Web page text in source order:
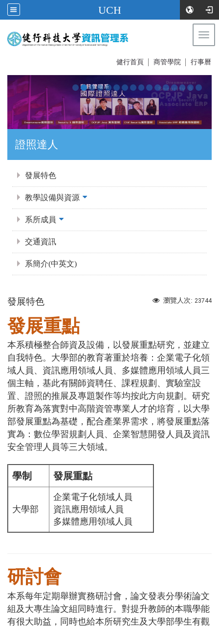
UCH
健行首頁 商管學院 行事曆
證照達人
發展特色
教學設備與資源
系所成員
交通資訊
系簡介(中英文)
瀏覽人次: 23744
發展特色
發展重點
本系積極整合師資及設備，以發展重點研究，並建立
自我特色。大學部的教育著重於培養： 企業電子化領
域人員、資訊應用領域人員、多媒體應用領域人員三
個主軸，基此有關師資聘任、課程規劃、實驗室設
置、證照的推展及專題製作等均按此方向規劃。研究
所教育為落實對中高階資管專業人才的培育，以大學
部發展重點為基礎，配合產業界需求，將發展重點落
實為：數位學習規劃人員、企業智慧開發人員及資訊
安全管理人員等三大領域。
學制 發展重點
大學部
企業電子化領域人員
資訊應用領域人員
多媒體應用領域人員
研討會
本系每年定期舉辦實務研討會，論文發表分學術論文
組及大專生論文組同時進行。對提升教師的本職學能
有很大助益，同時也給本所研究生及大學部學生有觀